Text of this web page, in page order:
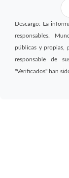
Descargo: La
responsables.
públicas y propias,
responsable de
"Verificados" han